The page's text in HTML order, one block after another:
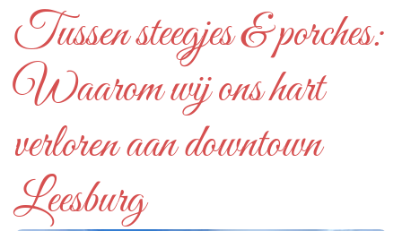
Tussen steegjes & porches:
Waarom wij ons hart
verloren aan downtown
Leesburg